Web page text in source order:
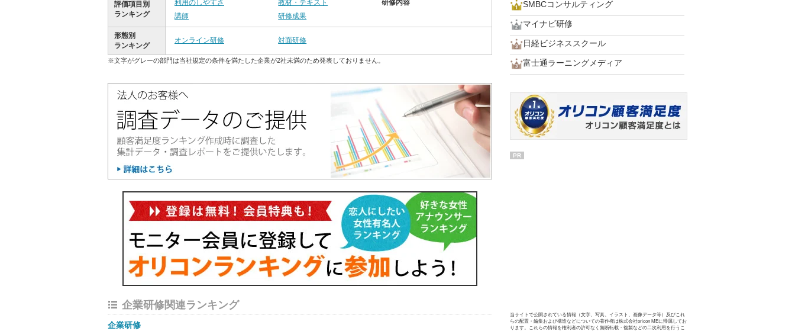
評価項目別
ランキング
利用のしやすさ 教材・テキスト
研修内容
講師
研修成果
形態別
ランキング
オンライン研修 対面研修
※文字がグレーの部門は当社規定の条件を満たした企業が2社未満のため発表しておりません。
企業研修関連ランキング
企業研修
SMBCコンサルティング
マイナビ研修
日経ビジネススクール
富士通ラーニングメディア
PR
当サイトで公開されている情報（文字、写真、イラスト、画像データ等）及びこれ
らの配置・編集および構造などについての著作権は株式会社oricon MEに帰属してお
ります。これらの情報を権利者の許可なく無断転載・複製などの二次利用を行うこ